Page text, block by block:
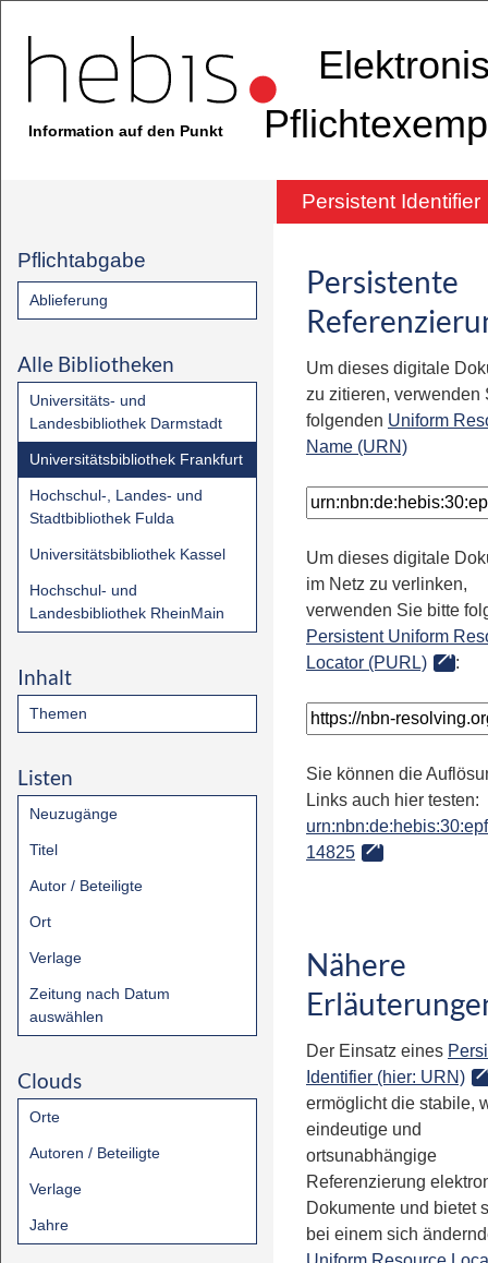
Information auf den Punkt
Persistent Identifier
Pflichtabgabe
Ablieferung
Alle Bibliotheken
Universitäts- und
Landesbibliothek Darmstadt
Universitätsbibliothek Frankfurt
Hochschul-, Landes- und
Stadtbibliothek Fulda
Universitätsbibliothek Kassel
Hochschul- und
Landesbibliothek RheinMain
Inhalt
Themen
Listen
Neuzugänge
Titel
Autor / Beteiligte
Ort
Verlage
Zeitung nach Datum
auswählen
Clouds
Orte
Autoren / Beteiligte
Verlage
Jahre
Persistente
Um dieses digitale
zu zitieren, verwenden
folgenden Uniform
Name (URN)
Um dieses digitale
im Netz zu verlinken,
verwenden Sie bitte
Persistent Uniform
Locator (PURL)
:
Sie können die
Links auch hier testen:
14825
Nähere
Der Einsatz eines
Identifier (hier: URN)
ermöglicht die stabile,
eindeutige und
ortsunabhängige
Referenzierung
Dokumente und bietet
bei einem sich